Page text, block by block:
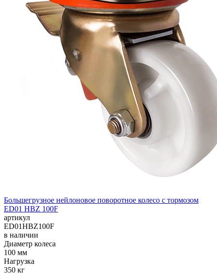
Большегрузное нейлоновое поворотное колесо с тормозом
ED01 HBZ 100F
артикул
ED01HBZ100F
в наличии
Диаметр колеса
100 мм
Нагрузка
350 кг